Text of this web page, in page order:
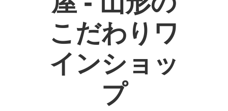
こだわりワ
インショッ
プ